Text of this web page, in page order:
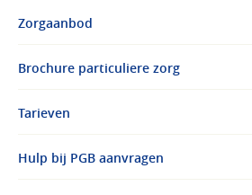
Zorgaanbod
Brochure particuliere zorg
Tarieven
Hulp bij PGB aanvragen